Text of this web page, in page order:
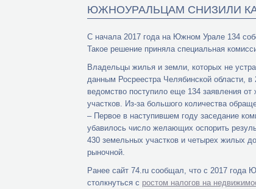
ЮЖНОУРАЛЬЦАМ СНИЗИЛИ
С начала 2017 года на Южном Урале 134
Такое решение приняла специальная
Владельцы жилья и земли, которых не
данным Росреестра Челябинской области,
ведомство поступило еще 134 заявления
участков. Из-за большого количества
– Первое в наступившем году заседание
убавилось число желающих оспорить
430 земельных участков и четырех жилых
рыночной.
Ранее сайт 74.ru сообщал, что с 2017 года
столкнуться с ростом налогов на